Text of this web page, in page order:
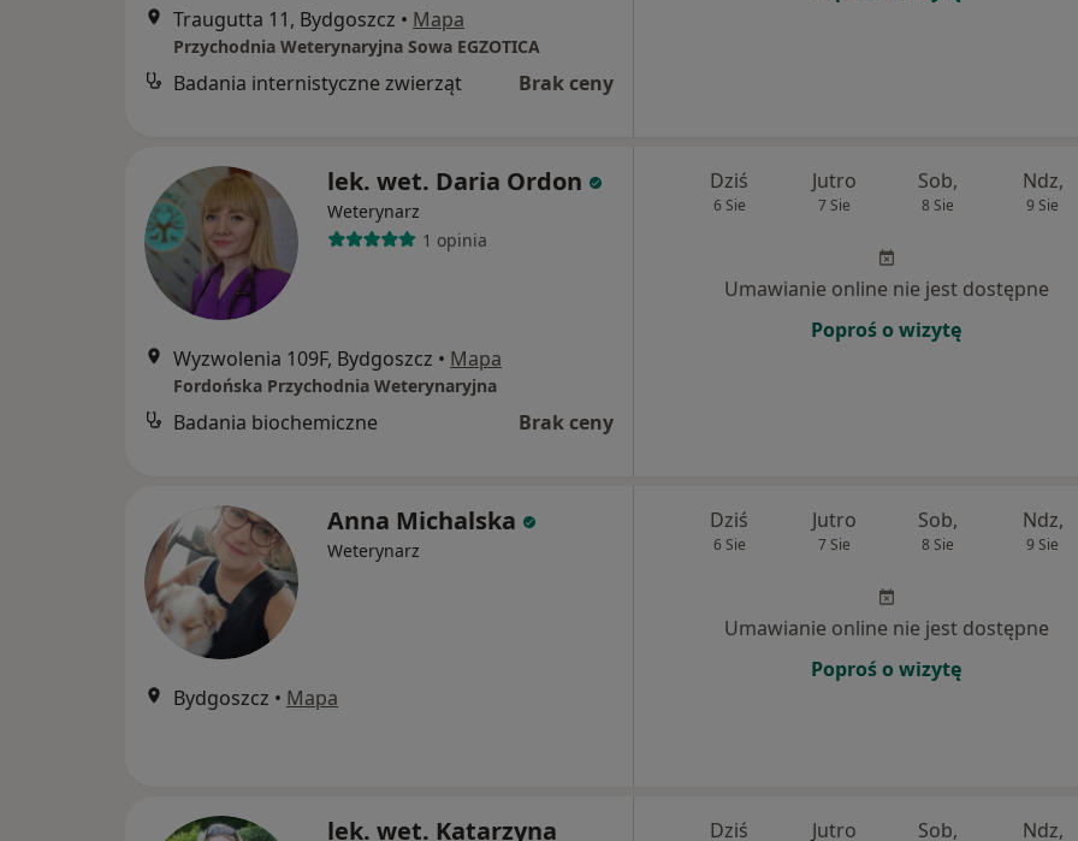
Traugutta 11, Bydgoszcz • Mapa
Przychodnia Weterynaryjna Sowa EGZOTICA
Badania internistyczne zwierząt Brak ceny
lek. wet. Daria Ordon
Weterynarz
1 opinia
Wyzwolenia 109F, Bydgoszcz • Mapa
Fordońska Przychodnia Weterynaryjna
Badania biochemiczne Brak ceny
Dziś
6 Sie
Jutro
7 Sie
Sob,
8 Sie
Ndz,
9 Sie
Umawianie online nie jest dostępne
Poproś o wizytę
Anna Michalska
Weterynarz
Bydgoszcz • Mapa
Dziś
6 Sie
Jutro
7 Sie
Sob,
8 Sie
Ndz,
9 Sie
Umawianie online nie jest dostępne
Poproś o wizytę
lek. wet. Katarzyna Dziś Jutro Sob, Ndz,